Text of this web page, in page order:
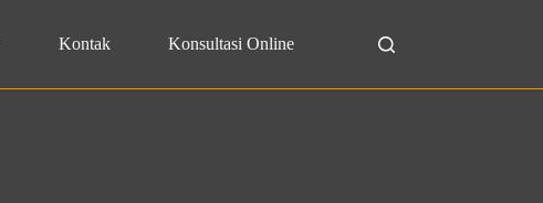
Kontak Konsultasi Online